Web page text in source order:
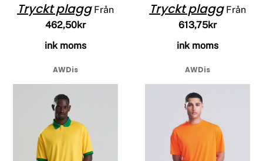
Tryckt plaggFrån
462,50kr
ink moms
Tryckt plaggFrån
613,75kr
ink moms
AWDis AWDis